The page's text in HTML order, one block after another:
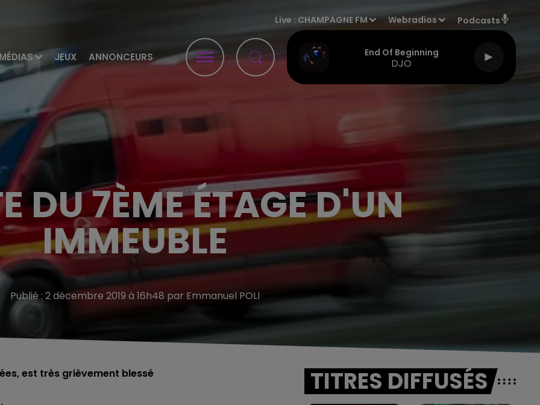
MÉDIAS JEUX ANNONCEURS
Live : CHAMPAGNE FM Webradios Podcasts
End Of Beginning
DJO
DU 7ÈME ÉTAGE D'UN
IMMEUBLE
Publié : 2 décembre 2019 à 16h48 par Emmanuel POLI
est très grièvement blessé TITRES DIFFUSÉS